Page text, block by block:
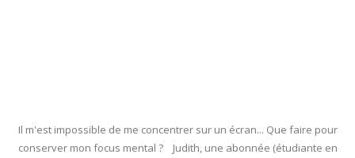
Il m'est impossible de me concentrer sur un écran... Que faire pour
conserver mon focus mental ? Judith, une abonnée (étudiante en